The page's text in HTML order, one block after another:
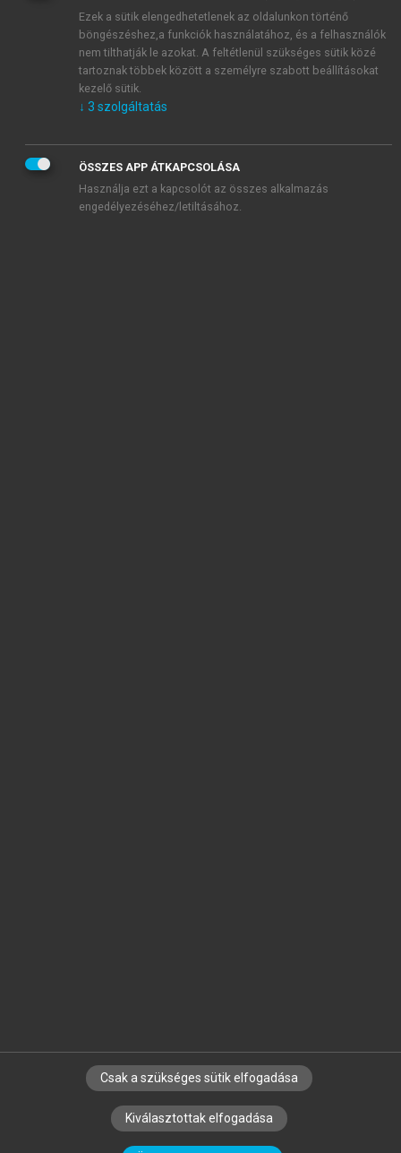
veszem és elfogadom.
Általános vásárlási feltételeket, valamint a szotar.netés a
mersz.huoldalak licencszerződéseiben foglaltakat
tudomásul veszem és elfogadom.
KIPRÓBÁLOM
SZERZŐKNEK CÉGEKNEK KÖNYVTÁROSOKNAK
SZERKESZTÉSI ÉS LEKTORÁLÁSI ALAPELVEK
Ezek a sütik elengedhetetlenek az oldalunkon történő
böngészéshez,a funkciók használatához, és a felhasználók
nem tilthatják le azokat. A feltétlenül szükséges sütik közé
tartoznak többek között a személyre szabott beállításokat
kezelő sütik.
↓ 3 szolgáltatás
ÖSSZES APP ÁTKAPCSOLÁSA
Használja ezt a kapcsolót az összes alkalmazás
engedélyezéséhez/letiltásához.
Csak a szükséges sütik elfogadása
Kiválasztottak elfogadása